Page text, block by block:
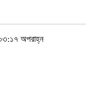
অপরাহ্ন